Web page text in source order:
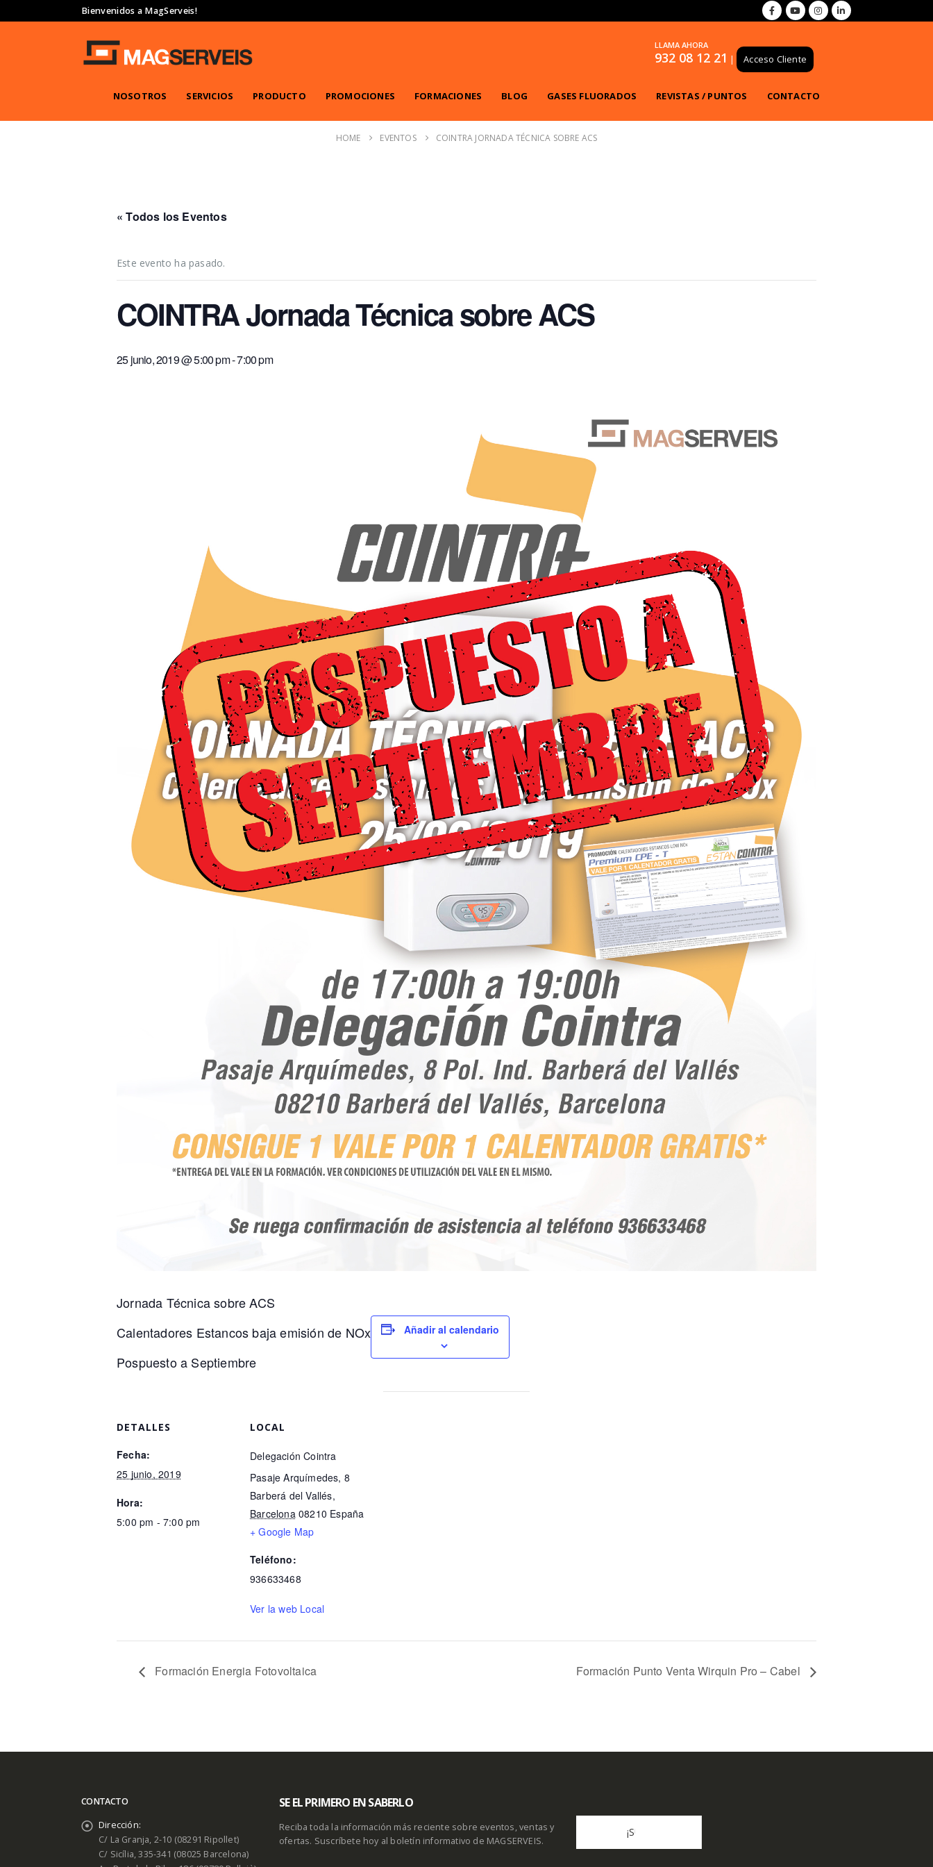
Bienvenidos a MagServeis!
LLAMA AHORA
932 08 12 21 | Acceso Cliente
NOSOTROS SERVICIOS PRODUCTO PROMOCIONES FORMACIONES BLOG GASES FLUORADOS REVISTAS / PUNTOS CONTACTO
HOME EVENTOS COINTRA JORNADA TÉCNICA SOBRE ACS
« Todos los Eventos
Este evento ha pasado.
COINTRA Jornada Técnica sobre ACS
25 junio, 2019 @ 5:00 pm-7:00 pm
Jornada Técnica sobre ACS
Calentadores Estancos baja emisión de NOx
Pospuesto a Septiembre
Añadir al calendario
DETALLES
Fecha:
25 junio, 2019
Hora:
5:00 pm - 7:00 pm
LOCAL
Delegación Cointra
Pasaje Arquímedes, 8
Barberá del Vallés,
Barcelona 08210 España
+ Google Map
Teléfono:
936633468
Ver la web Local
Formación Energia Fotovoltaica Formación Punto Venta Wirquin Pro – Cabel
CONTACTO
Dirección:
C/ La Granja, 2-10 (08291 Ripollet)
C/ Sicília, 335-341 (08025 Barcelona)
SE EL PRIMERO EN SABERLO
Reciba toda la información más reciente sobre eventos, ventas y
ofertas. Suscríbete hoy al boletín informativo de MAGSERVEIS.